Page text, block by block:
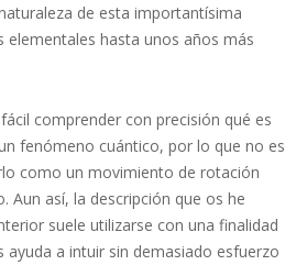
de esta importantísima
elementales hasta unos años más
comprender con precisión qué es
fenómeno cuántico, por lo que no es
como un movimiento de rotación
Aun así, la descripción que os he
suele utilizarse con una finalidad
ayuda a intuir sin demasiado esfuerzo